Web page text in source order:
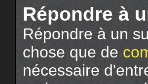
Répondre à
Répondre à un
chose que de
nécessaire